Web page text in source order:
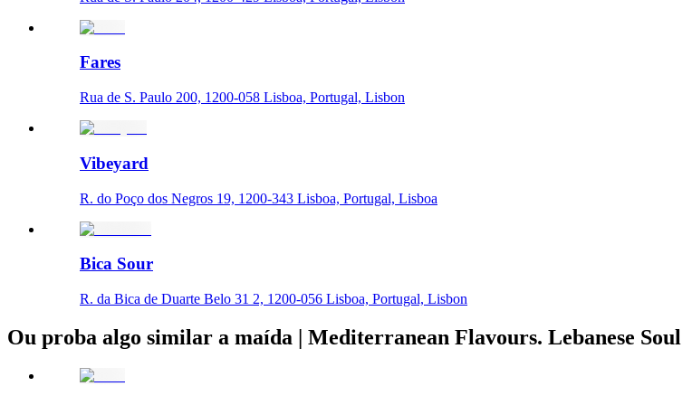
Fares
Rua de S. Paulo 200, 1200-058 Lisboa, Portugal, Lisbon
Vibeyard
R. do Poço dos Negros 19, 1200-343 Lisboa, Portugal, Lisboa
Bica Sour
R. da Bica de Duarte Belo 31 2, 1200-056 Lisboa, Portugal, Lisbon
Ou proba algo similar a maída | Mediterranean Flavours. Lebanese Soul